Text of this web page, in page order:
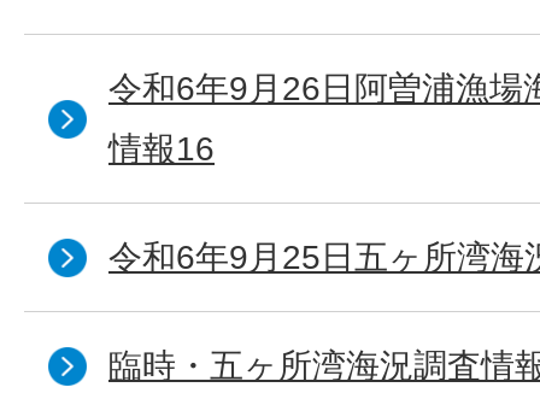
令和6年9月26日阿曽浦漁場
情報16
令和6年9月25日五ヶ所湾海
臨時・五ヶ所湾海況調査情